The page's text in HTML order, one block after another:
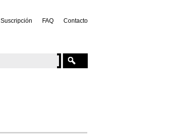
Suscripción FAQ Contacto